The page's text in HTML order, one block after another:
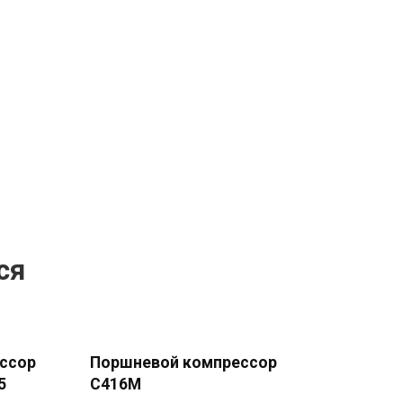
Поршневой компрессор
С416М